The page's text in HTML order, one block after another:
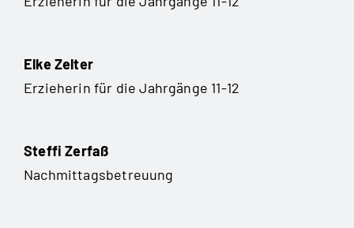
Elke Zelter
Erzieherin für die Jahrgänge 11-12
Steffi Zerfaß
Nachmittagsbetreuung